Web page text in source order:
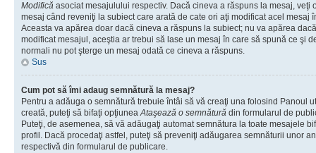
Modifică asociat mesajulului respectiv. Dacă cineva a răspuns la mesaj, veţi
mesaj când reveniţi la subiect care arată de cate ori aţi modificat acel mesaj
Aceasta va apărea doar dacă cineva a răspuns la subiect; nu va apărea
modificat mesajul, aceştia ar trebui să lase un mesaj în care să spună ce şi
normali nu pot şterge un mesaj odată ce cineva a răspuns.
Sus
Cum pot să îmi adaug semnătură la mesaj?
Pentru a adăuga o semnătură trebuie întâi să vă creaţi una folosind Panoul
creată, puteţi să bifaţi opţiuneaAtaşează o semnătură din formularul de
Puteţi, de asemenea, să vă adăugaţi automat semnătura la toate mesajele
profil. Dacă procedaţi astfel, puteţi să preveniţi adăugarea semnăturii unor
respectivă din formularul de publicare.